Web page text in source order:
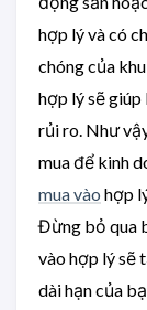
hợp lý và có
chóng của
hợp lý sẽ
rủi ro. Như
mua để kinh
mua vào hợp
Đừng bỏ qua
vào hợp lý sẽ
dài hạn của